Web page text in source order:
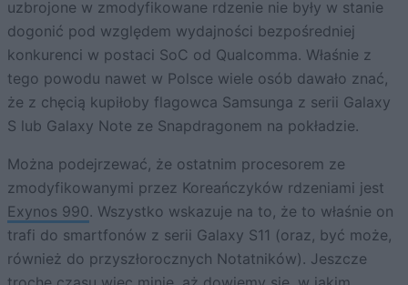
uzbrojone w zmodyfikowane rdzenie nie były w stanie
dogonić pod względem wydajności bezpośredniej
konkurenci w postaci SoC od Qualcomma. Właśnie z
tego powodu nawet w Polsce wiele osób dawało znać,
że z chęcią kupiłoby flagowca Samsunga z serii Galaxy
S lub Galaxy Note ze Snapdragonem na pokładzie.
Można podejrzewać, że ostatnim procesorem ze
zmodyfikowanymi przez Koreańczyków rdzeniami jest
Exynos 990. Wszystko wskazuje na to, że to właśnie on
trafi do smartfonów z serii Galaxy S11 (oraz, być może,
również do przyszłorocznych Notatników). Jeszcze